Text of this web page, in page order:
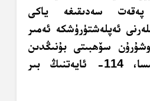
پەقەت سەدىقىغە ياكى
ئەپلەشتۈرۈشكە ئەمىر
سۆھبىتى بۇنىڭدىن
مۇستەسنا»-(سۈرە نىسا، 114- ئايەتنىڭ بىر